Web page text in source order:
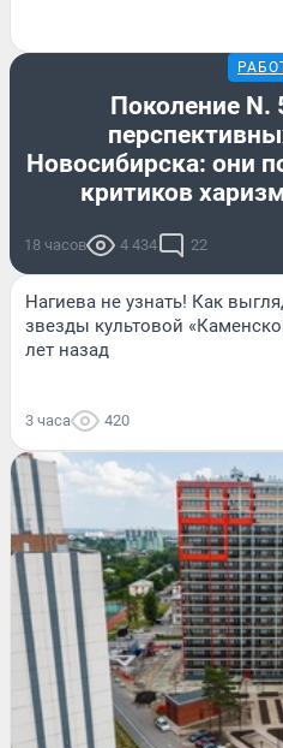
Поколение
Новосибирска: они
критиков
18 часов 4 434 22
Нагиева не узнать! Как
звезды культовой
лет назад
3 часа 420